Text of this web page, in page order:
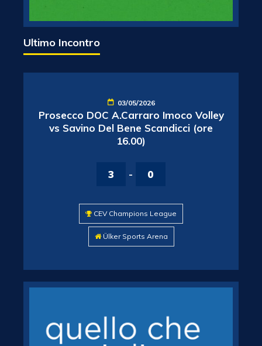
Ultimo Incontro
03/05/2026
Prosecco DOC A.Carraro Imoco Volley
vs Savino Del Bene Scandicci (ore
16.00)
3 - 0
CEV Champions League
Ülker Sports Arena